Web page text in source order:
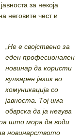
за некоја
неговите чест и
Не е својствено за
еден професионален
новинар да користи
вулгарен јазик во
комуникација со
јавноста
Тој има
обврска да ја негува
што мора да води
новинарството